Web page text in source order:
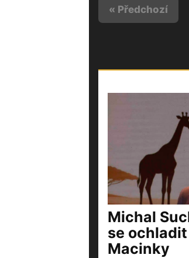
« Předchozí
Michal
se
Macinky